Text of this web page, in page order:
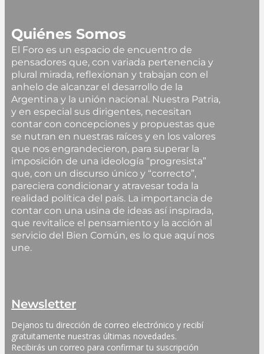
Quiénes Somos
El Foro es un espacio de encuentro de
pensadores que, con variada pertenencia y
plural mirada, reflexionan y trabajan con el
anhelo de alcanzar el desarrollo de la
Argentina y la unión nacional. Nuestra Patria,
y en especial sus dirigentes, necesitan
contar con concepciones y propuestas que
se nutran en nuestras raíces y en los valores
que nos engrandecieron, para superar la
imposición de una ideología “progresista”
que, con un discurso único y “correcto”,
pareciera condicionar y atravesar toda la
realidad política del país. La importancia de
contar con una usina de ideas así inspirada,
que revitalice el pensamiento y la acción al
servicio del Bien Común, es lo que aquí nos
une.
Newsletter
Dejanos tu dirección de correo electrónico y recibí
gratuitamente nuestras últimas novedades.
Recibirás un correo para confirmar tu suscripción